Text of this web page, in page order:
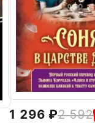
1 296 2 592